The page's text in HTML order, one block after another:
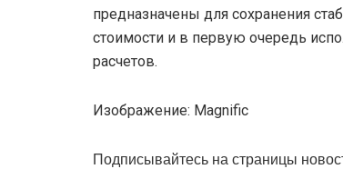
предназначены для сохранения
стоимости и в первую очередь
расчетов.
Изображение: Magnific
Подписывайтесь на страницы